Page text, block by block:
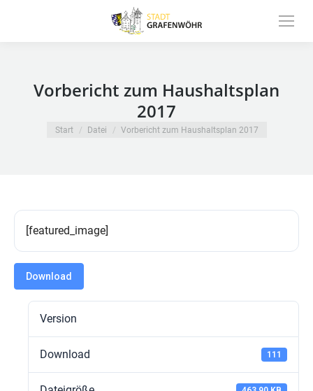
Vorbericht zum Haushaltsplan
2017
Sie befinden sich hier:
Start Datei Vorbericht zum Haushaltsplan 2017
[featured_image]
Download
Version
Download 111